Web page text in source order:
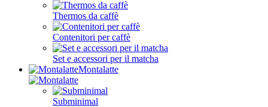
Thermos da caffè
Contenitori per caffè
Set e accessori per il matcha
Montalatte
Subminimal